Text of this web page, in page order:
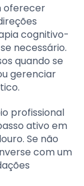
oferecer
cognitivo-
necessário.
quando se
gerenciar
profissional
ativo em
Se não
com um